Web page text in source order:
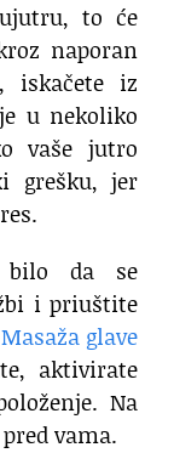
to će
naporan
iskačete iz
u nekoliko
vaše jutro
grešku, jer
bilo da se
i priuštite
Masaža glave
aktivirate
Na
vama.